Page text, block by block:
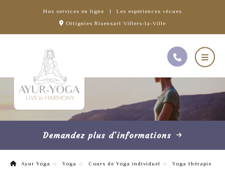
Nos services en ligne
Les expériences vécues
Ottignies Rixensart Villers-la-Ville
Demandez plus d'informations
Ayur Yoga Yoga Cours de Yoga individuel Yoga thérapie